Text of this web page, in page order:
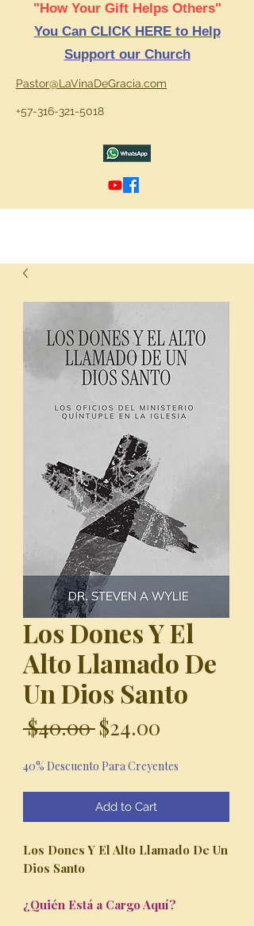
"How Your Gift Helps Others"
You Can CLICK HERE to Help
Support our Church
Pastor@LaVinaDeGracia.com
+57-316-321-5018
Los Dones Y El
Alto Llamado De
Un Dios Santo
$40.00 Regular
$24.00
40% Descuento Para Creyentes
Add to Cart
Los Dones Y El Alto Llamado De Un
Dios Santo
¿Quién Está a Cargo Aquí?